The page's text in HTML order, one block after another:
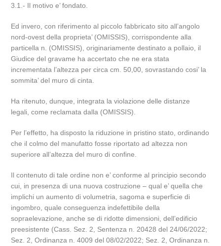
3.1.- Il motivo e’ fondato.
Ed invero, con riferimento al piccolo fabbricato sito all’angolo
nord-ovest della proprieta’ (OMISSIS), corrispondente alla
particella n. (OMISSIS), originariamente destinato a pollaio, il
Giudice del gravame ha accertato che ne era stata
incrementata l’altezza per circa cm. 50,00, sovrastando cosi’ la
sommita’ del muro di cinta.
Ha ritenuto, dunque, integrata la violazione delle distanze
legali, come reclamata dalla (OMISSIS).
Per l’effetto, ha disposto la riduzione in pristino stato, ordinando
che il colmo del manufatto fosse riportato ad altezza non
superiore all’altezza del muro di confine.
Il contenuto di tale ordine non e’ conforme al principio secondo
cui, in presenza di una nuova costruzione – qual e’ quella che
implichi un aumento di volumetria, sagoma e superficie di
ingombro, quale conseguenza indefettibile della
sopraelevazione, anche se di ridotte dimensioni, dell’edificio
preesistente (Cass. Sez. 2, Sentenza n. 20428 del 24/06/2022;
Sez. 2, Ordinanza n. 4009 del 08/02/2022; Sez. 2, Ordinanza n.